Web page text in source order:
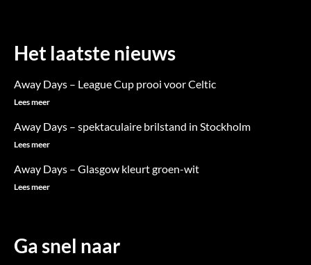
e
o
o
k
t
g
a
t
e
Het laatste nieuws
Away Days – League Cup prooi voor Celtic
Lees meer
Away Days – spektaculaire brilstand in Stockholm
Lees meer
Away Days – Glasgow kleurt groen-wit
Lees meer
Ga snel naar